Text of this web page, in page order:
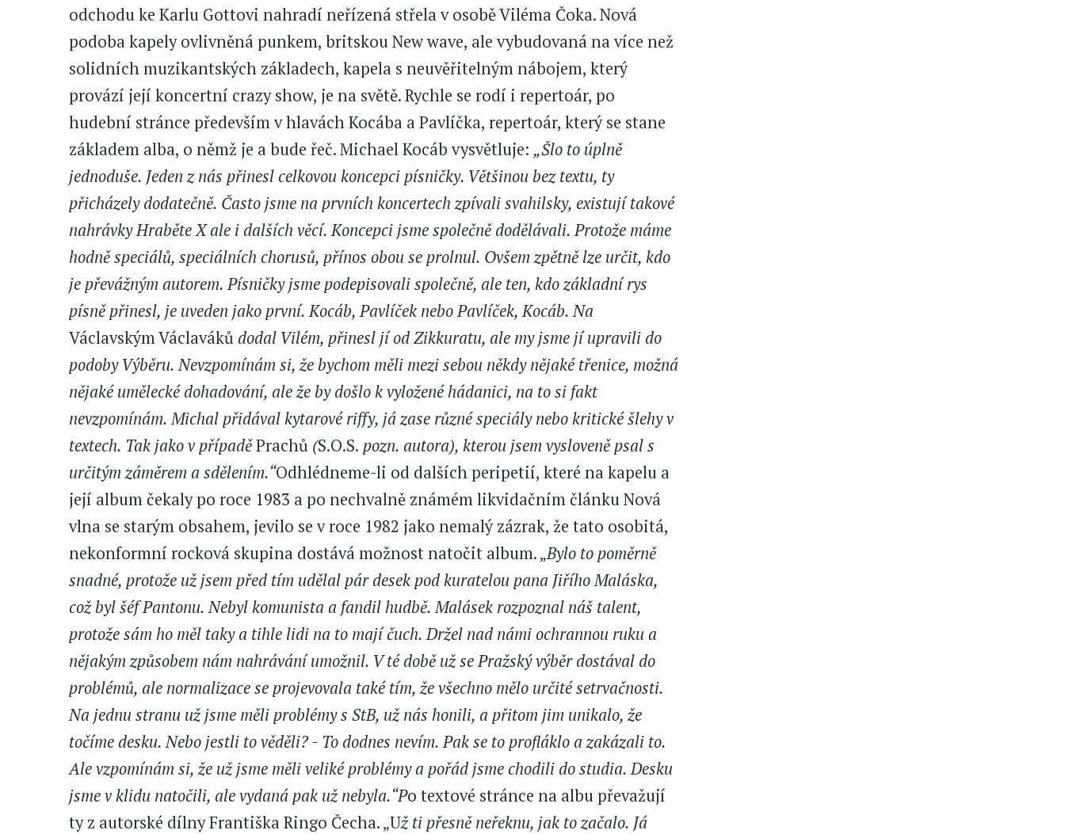
odchodu ke Karlu Gottovi nahradí neřízená střela v osobě Viléma Čoka. Nová
podoba kapely ovlivněná punkem, britskou New wave, ale vybudovaná na více než
solidních muzikantských základech, kapela s neuvěřitelným nábojem, který
provází její koncertní crazy show, je na světě. Rychle se rodí i repertoár, po
hudební stránce především v hlavách Kocába a Pavlíčka, repertoár, který se stane
základem alba, o němž je a bude řeč. Michael Kocáb vysvětluje: „Šlo to úplně
jednoduše. Jeden z nás přinesl celkovou koncepci písničky. Většinou bez textu, ty
přicházely dodatečně. Často jsme na prvních koncertech zpívali svahilsky, existují takové
nahrávky Hraběte X ale i dalších věcí. Koncepci jsme společně dodělávali. Protože máme
hodně speciálů, speciálních chorusů, přínos obou se prolnul. Ovšem zpětně lze určit, kdo
je převážným autorem. Písničky jsme podepisovali společně, ale ten, kdo základní rys
písně přinesl, je uveden jako první. Kocáb, Pavlíček nebo Pavlíček, Kocáb. Na
Václavským Václaváků dodal Vilém, přinesl jí od Zikkuratu, ale my jsme jí upravili do
podoby Výběru. Nevzpomínám si, že bychom měli mezi sebou někdy nějaké třenice, možná
nějaké umělecké dohadování, ale že by došlo k vyložené hádanici, na to si fakt
nevzpomínám. Michal přidával kytarové riffy, já zase různé speciály nebo kritické šlehy v
textech. Tak jako v případěPrachů (S.O.S. pozn. autora), kterou jsem vysloveně psal s
určitým záměrem a sdělením.“Odhlédneme-li od dalších peripetií, které na kapelu a
její album čekaly po roce 1983 a po nechvalně známém likvidačním článku Nová
vlna se starým obsahem, jevilo se v roce 1982 jako nemalý zázrak, že tato osobitá,
nekonformní rocková skupina dostává možnost natočit album. „Bylo to poměrně
snadné, protože už jsem před tím udělal pár desek pod kuratelou pana Jiřího Maláska,
což byl šéf Pantonu. Nebyl komunista a fandil hudbě. Malásek rozpoznal náš talent,
protože sám ho měl taky a tihle lidi na to mají čuch. Držel nad námi ochrannou ruku a
nějakým způsobem nám nahrávání umožnil. V té době už se Pražský výběr dostával do
problémů, ale normalizace se projevovala také tím, že všechno mělo určité setrvačnosti.
Na jednu stranu už jsme měli problémy s StB, už nás honili, a přitom jim unikalo, že
točíme desku. Nebo jestli to věděli? - To dodnes nevím. Pak se to profláklo a zakázali to.
Ale vzpomínám si, že už jsme měli veliké problémy a pořád jsme chodili do studia. Desku
jsme v klidu natočili, ale vydaná pak už nebyla.“Po textové stránce na albu převažují
ty z autorské dílny Františka Ringo Čecha. „Už ti přesně neřeknu, jak to začalo. Já